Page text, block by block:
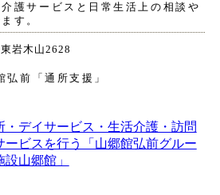
護サービスと日常生活上の相談や
す。
岩木山2628